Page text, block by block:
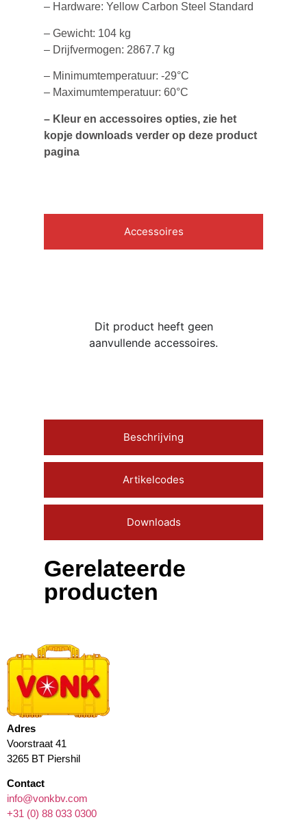
– Hardware: Yellow Carbon Steel Standard
– Gewicht: 104 kg
– Drijfvermogen: 2867.7 kg
– Minimumtemperatuur: -29°C
– Maximumtemperatuur: 60°C
– Kleur en accessoires opties, zie het
kopje downloads verder op deze product
pagina
Accessoires
Beschrijving
Artikelcodes
Downloads
Dit product heeft geen
aanvullende accessoires.
Gerelateerde
producten
Adres
Voorstraat 41
3265 BT Piershil
Contact
info@vonkbv.com
+31 (0) 88 033 0300